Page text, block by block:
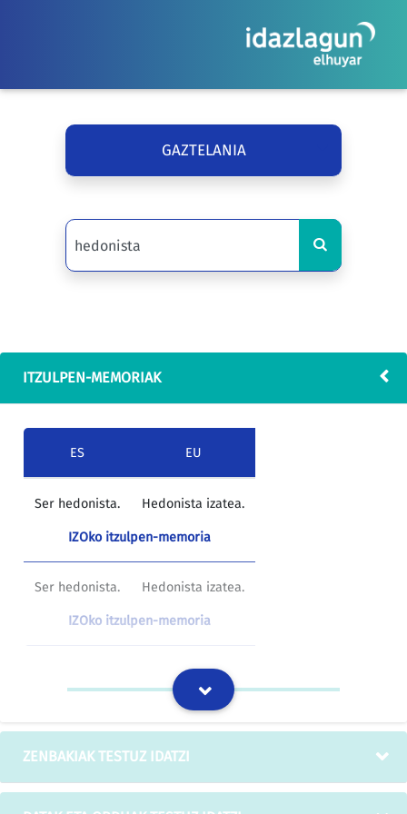
GAZTELANIA
ITZULPEN-MEMORIAK
ES EU
Ser hedonista. Hedonista izatea.
IZOko itzulpen-memoria
Ser hedonista. Hedonista izatea.
IZOko itzulpen-memoria
ZENBAKIAK TESTUZ IDATZI